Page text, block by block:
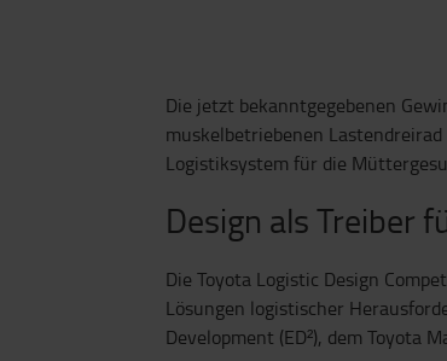
Die jetzt bekanntgegebenen
muskelbetriebenen
Logistiksystem für die
Design als Treiber
Die Toyota Logistic Design
Lösungen logistischer
Development (ED²), dem Toyota